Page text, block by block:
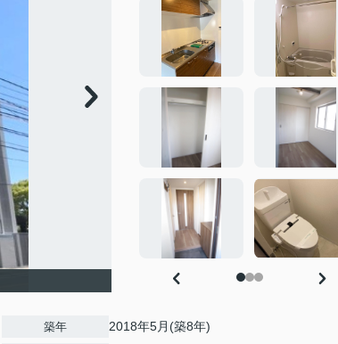
築年 2018年5月(築8年)